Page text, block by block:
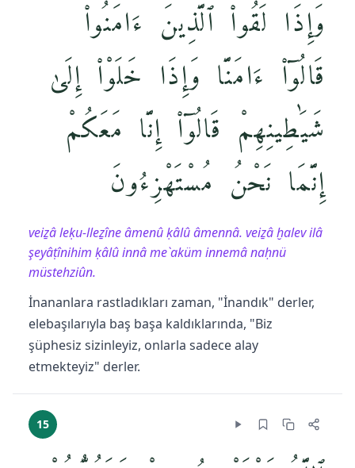
وَإِذَا لَقُوا۟ ٱلَّذِينَ ءَامَنُوا۟
قَالُوٓا۟ ءَامَنَّا وَإِذَا خَلَوْا۟ إِلَىٰ
شَيَٰطِينِهِمْ قَالُوٓا۟ إِنَّا مَعَكُمْ
إِنَّمَا نَحْنُ مُسْتَهْزِءُونَ
veiẕâ leḳu-lleẕîne âmenû ḳâlû âmennâ. veiẕâ ḫalev ilâ
şeyâṭînihim ḳâlû innâ me`aküm innemâ naḥnü
müstehziûn.
İnananlara rastladıkları zaman, "İnandık" derler,
elebaşılarıyla baş başa kaldıklarında, "Biz
şüphesiz sizinleyiz, onlarla sadece alay
etmekteyiz" derler.
15